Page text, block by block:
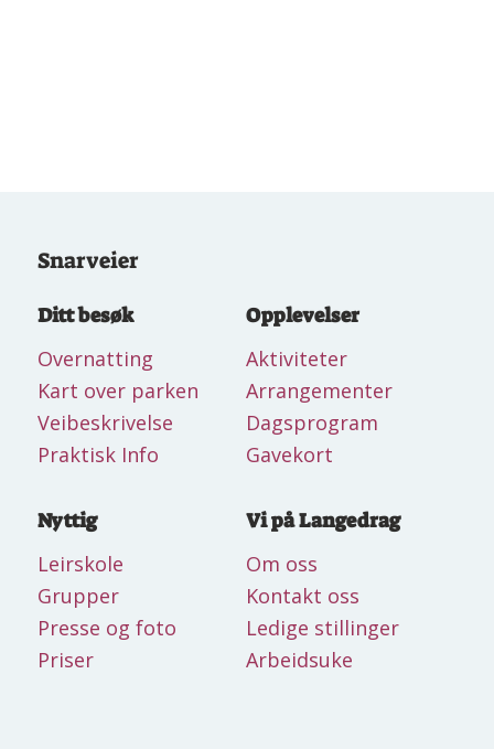
Snarveier
Ditt besøk
Overnatting
Kart over parken
Veibeskrivelse
Praktisk Info
Opplevelser
Aktiviteter
Arrangementer
Dagsprogram
Gavekort
Nyttig
Leirskole
Grupper
Presse og foto
Priser
Vi på Langedrag
Om oss
Kontakt oss
Ledige stillinger
Arbeidsuke